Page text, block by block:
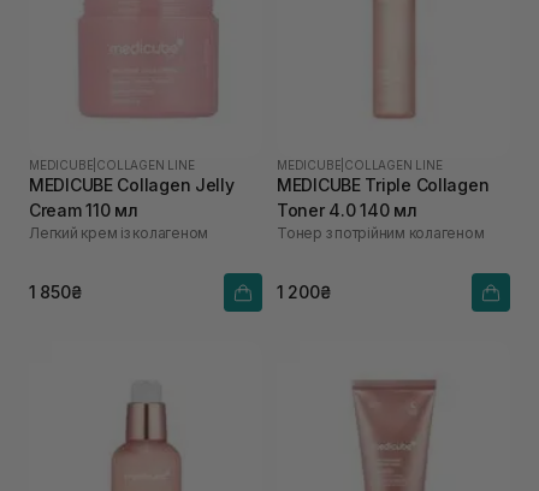
MEDICUBE COLLAGEN LINE
MEDICUBE Collagen Jelly
Cream 110 мл
Легкий крем із колагеном
1 850₴
MEDICUBE COLLAGEN LINE
MEDICUBE Triple Collagen
Toner 4.0 140 мл
Тонер з потрійним колагеном
1 200₴